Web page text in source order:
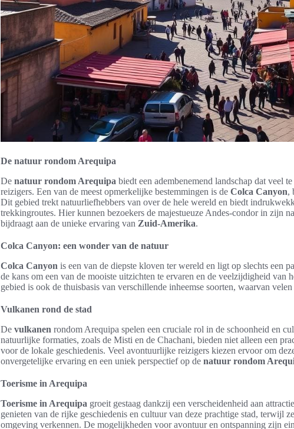
De natuur rondom Arequipa
De natuur rondom Arequipa biedt een adembenemend landschap dat veel
reizigers. Een van de meest opmerkelijke bestemmingen is de Colca Canyon,
Dit gebied trekt natuurliefhebbers van over de hele wereld en biedt
trekkingroutes. Hier kunnen bezoekers de majestueuze Andes-condor in zijn
bijdraagt aan de unieke ervaring van Zuid-Amerika.
Colca Canyon: een wonder van de natuur
Colca Canyon is een van de diepste kloven ter wereld en ligt op slechts een
de kans om een van de mooiste uitzichten te ervaren en de veelzijdigheid van
gebied is ook de thuisbasis van verschillende inheemse soorten, waarvan
Vulkanen rond de stad
De vulkanen rondom Arequipa spelen een cruciale rol in de schoonheid en
natuurlijke formaties, zoals de Misti en de Chachani, bieden niet alleen een
voor de lokale geschiedenis. Veel avontuurlijke reizigers kiezen ervoor om
onvergetelijke ervaring en een uniek perspectief op de natuur rondom
Toerisme in Arequipa
Toerisme in Arequipa groeit gestaag dankzij een verscheidenheid aan
genieten van de rijke geschiedenis en cultuur van deze prachtige stad, terwijl
omgeving verkennen. De mogelijkheden voor avontuur en ontspanning zijn